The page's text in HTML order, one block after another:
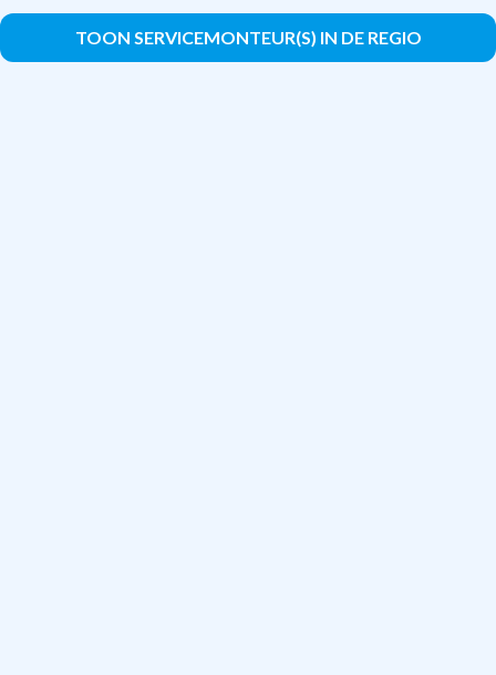
TOON SERVICEMONTEUR(S) IN DE REGIO